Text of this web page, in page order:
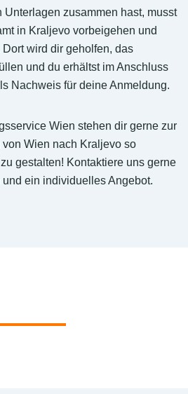
zusammen hast, musst
in Kraljevo vorbeigehen und
wird dir geholfen, das
und du erhältst im Anschluss
Nachweis für deine Anmeldung.
Wien stehen dir gerne zur
Wien nach Kraljevo so
gestalten! Kontaktiere uns gerne
ein individuelles Angebot.